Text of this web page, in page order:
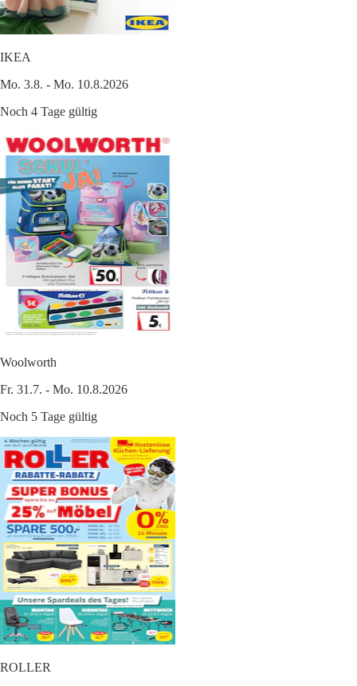
IKEA
Mo. 3.8. - Mo. 10.8.2026
Noch 4 Tage gültig
Woolworth
Fr. 31.7. - Mo. 10.8.2026
Noch 5 Tage gültig
ROLLER